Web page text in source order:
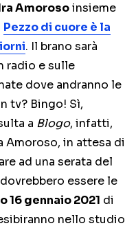
Amorosoinsieme
Pezzo di cuore è la
. Il brano sarà
radio e sulle
dove andranno le
tv? Bingo! Sì,
a Blogo, infatti,
Amoroso, in attesa di
ad una serata del
essere le
16 gennaio 2021 di
nello studio